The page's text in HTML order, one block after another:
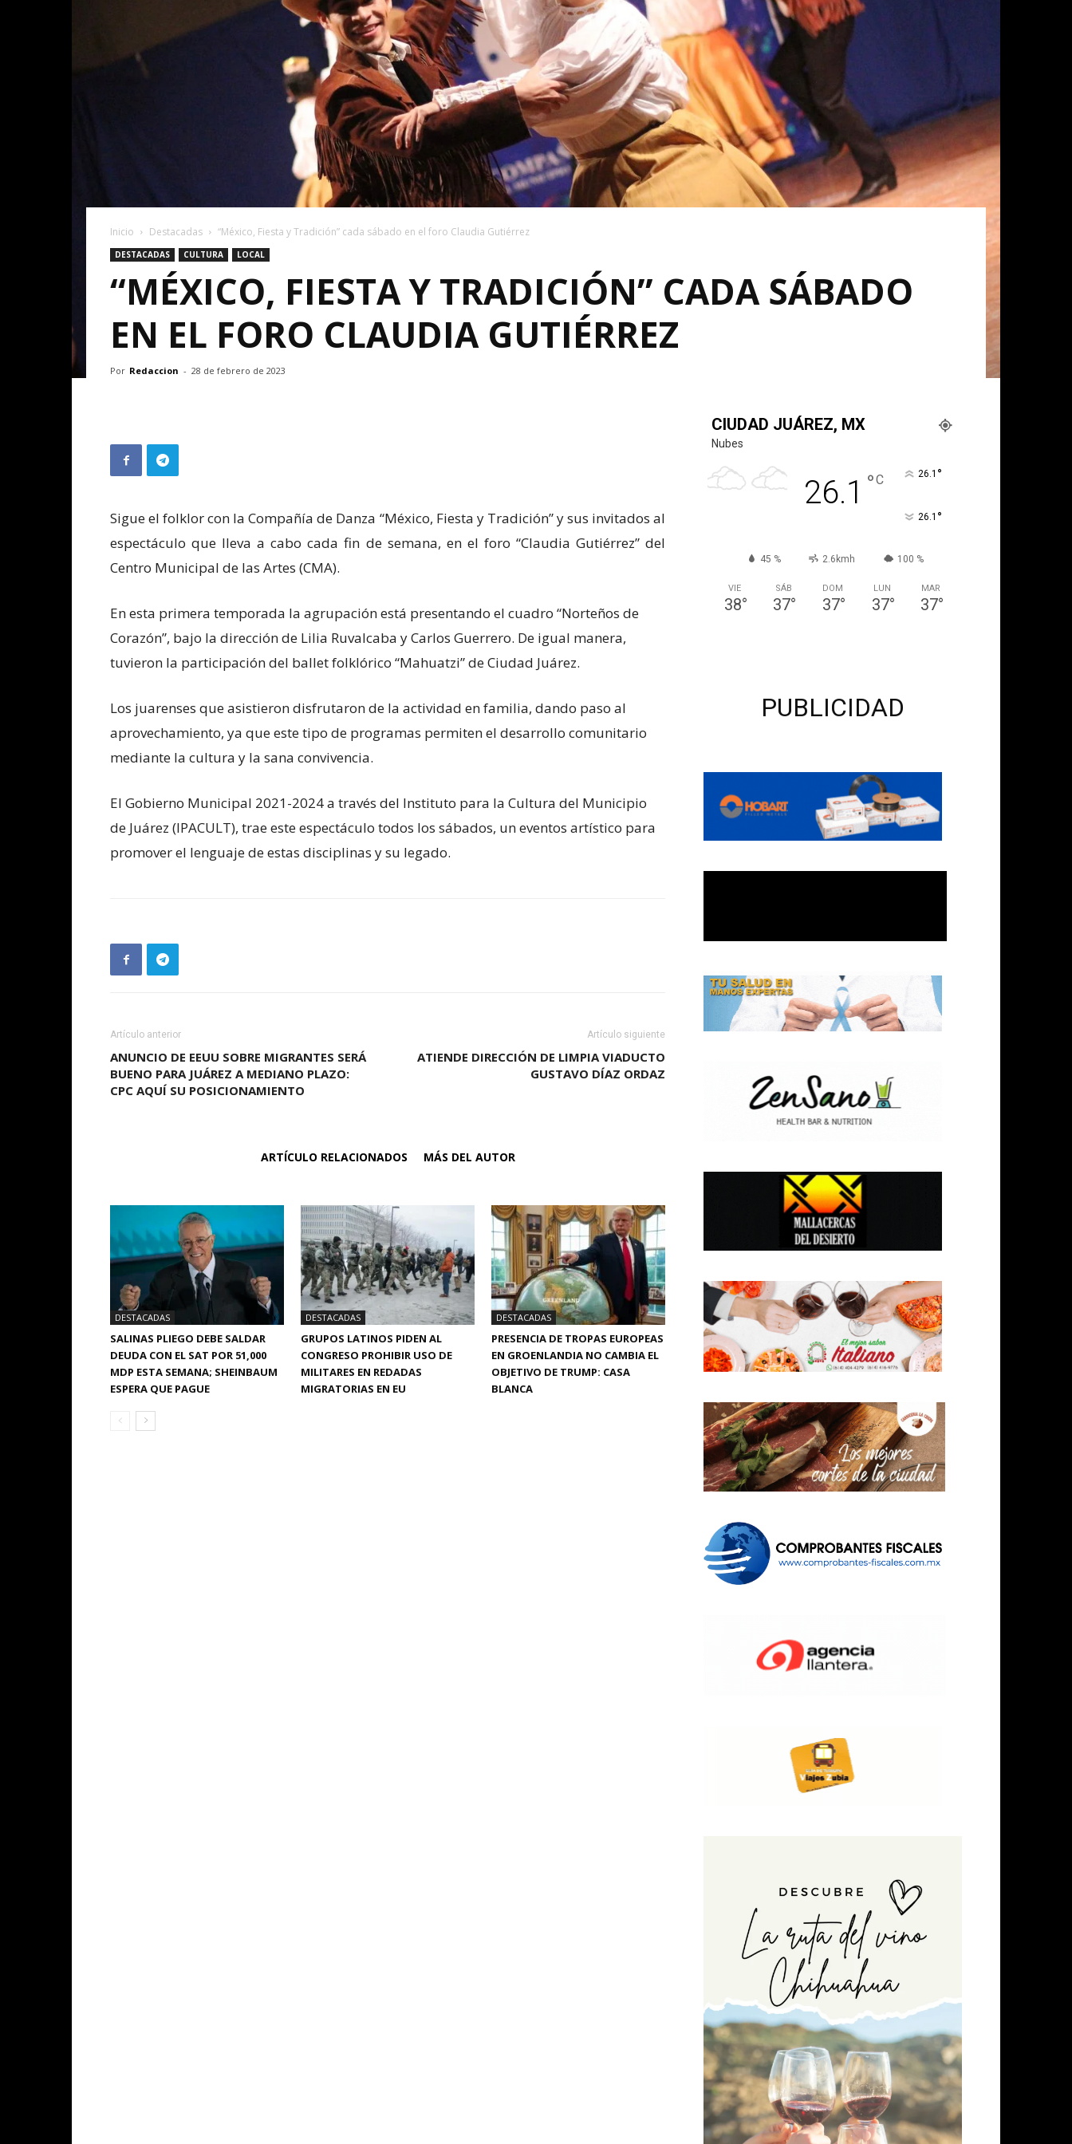
Inicio Destacadas “México, Fiesta y Tradición” cada sábado en el foro Claudia Gutiérrez
DESTACADAS CULTURA LOCAL
“MÉXICO, FIESTA Y TRADICIÓN” CADA SÁBADO
EN EL FORO CLAUDIA GUTIÉRREZ
Por Redaccion - 28 de febrero de 2023
Sigue el folklor con la Compañía de Danza “México, Fiesta y Tradición” y sus invitados al
espectáculo que lleva a cabo cada fin de semana, en el foro “Claudia Gutiérrez” del
Centro Municipal de las Artes (CMA).
En esta primera temporada la agrupación está presentando el cuadro “Norteños de
Corazón”, bajo la dirección de Lilia Ruvalcaba y Carlos Guerrero. De igual manera,
tuvieron la participación del ballet folklórico “Mahuatzi” de Ciudad Juárez.
Los juarenses que asistieron disfrutaron de la actividad en familia, dando paso al
aprovechamiento, ya que este tipo de programas permiten el desarrollo comunitario
mediante la cultura y la sana convivencia.
El Gobierno Municipal 2021-2024 a través del Instituto para la Cultura del Municipio
de Juárez (IPACULT), trae este espectáculo todos los sábados, un eventos artístico para
promover el lenguaje de estas disciplinas y su legado.
Artículo anterior
ANUNCIO DE EEUU SOBRE MIGRANTES SERÁ
BUENO PARA JUÁREZ A MEDIANO PLAZO:
CPC AQUÍ SU POSICIONAMIENTO
Artículo siguiente
ATIENDE DIRECCIÓN DE LIMPIA VIADUCTO
GUSTAVO DÍAZ ORDAZ
ARTÍCULO RELACIONADOS MÁS DEL AUTOR
DESTACADAS
SALINAS PLIEGO DEBE SALDAR
DEUDA CON EL SAT POR 51,000
MDP ESTA SEMANA; SHEINBAUM
ESPERA QUE PAGUE
DESTACADAS
GRUPOS LATINOS PIDEN AL
CONGRESO PROHIBIR USO DE
MILITARES EN REDADAS
MIGRATORIAS EN EU
DESTACADAS
PRESENCIA DE TROPAS EUROPEAS
EN GROENLANDIA NO CAMBIA EL
OBJETIVO DE TRUMP: CASA
BLANCA
CIUDAD JUÁREZ, MX
Nubes
26.1 °C 26.1 °
26.1 °
45 % 2.6kmh 100 %
VIE
38°
SÁB
37°
DOM
37°
LUN
37°
MAR
37°
PUBLICIDAD